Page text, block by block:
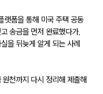
랫폼을 통해 미국 주택 공동
송금을 먼저 완료했다가,
을 뒤늦게 알게 되는 사례
천까지 다시 정리해 제출해